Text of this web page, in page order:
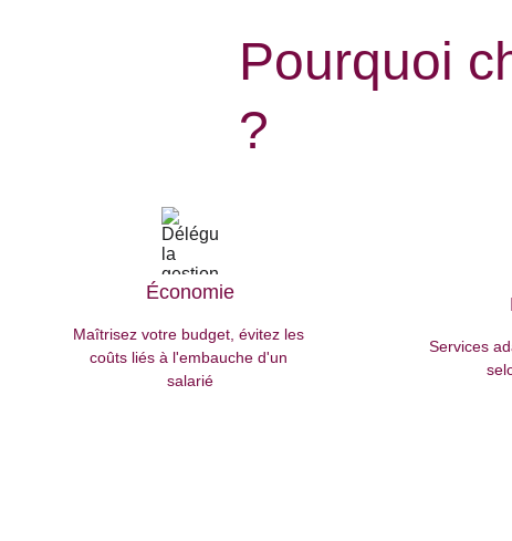
Économie
Maîtrisez votre budget, évitez les
coûts liés à l'embauche d'un
salarié
Services
Pourquoi
?